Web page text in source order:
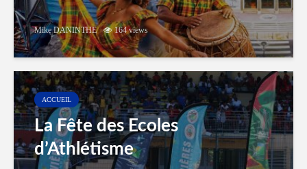
Mike DANINTHE 164 views
ACCUEIL
La Fête des Ecoles
d’Athlétisme